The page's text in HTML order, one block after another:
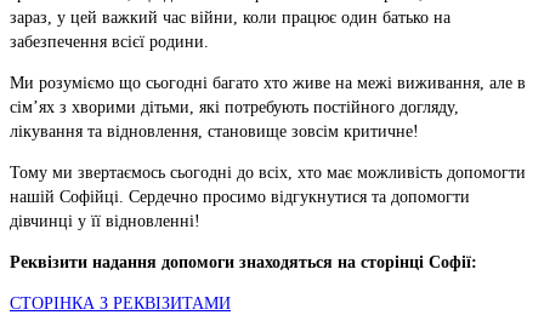
зараз, у цей важкий час війни, коли працює один батько на
забезпечення всієї родини.
Ми розуміємо що сьогодні багато хто живе на межі виживання, але в
сім’ях з хворими дітьми, які потребують постійного догляду,
лікування та відновлення, становище зовсім критичне!
Тому ми звертаємось сьогодні до всіх, хто має можливість допомогти
нашій Софійці. Сердечно просимо відгукнутися та допомогти
дівчинці у її відновленні!
Реквізити надання допомоги знаходяться на сторінці Софії:
СТОРІНКА З РЕКВІЗИТАМИ